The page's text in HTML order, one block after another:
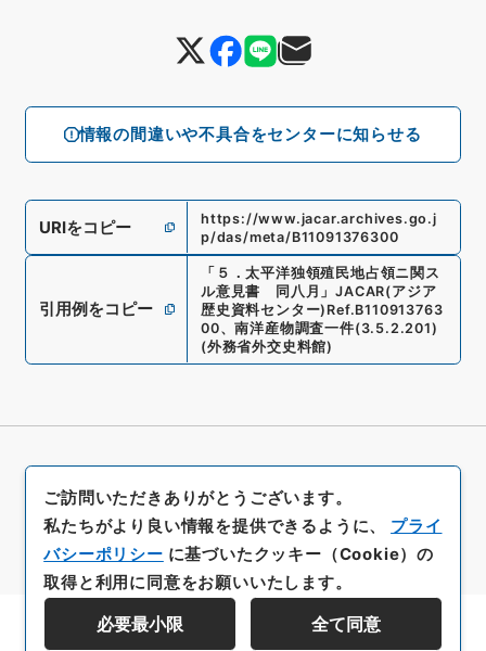
情報の間違いや不具合をセンターに知らせる
URIをコピー
https://www.jacar.archives.go.j
p/das/meta/B11091376300
引用例をコピー
「 ５．太平洋独領殖民地占領ニ関ス
ル意見書 同八月 」JACAR(アジア
歴史資料センター) Ref.B110913763
00、南洋産物調査一件(3.5.2.201)
(外務省外交史料館)
資料群階層を表示する
ご訪問いただきありがとうございます。
私たちがより良い情報を提供できるように、 プライ
バシーポリシー に基づいたクッキー（Cookie）の
取得と利用に同意をお願いいたします。
必要最小限 全て同意